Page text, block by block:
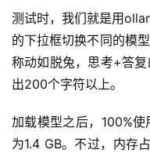
测试时，我们就是用
的下拉框切换不同的模
称动如脱兔，思考+答
出200个字符以上。
加载模型之后，100%
为1.4 GB。不过，内存